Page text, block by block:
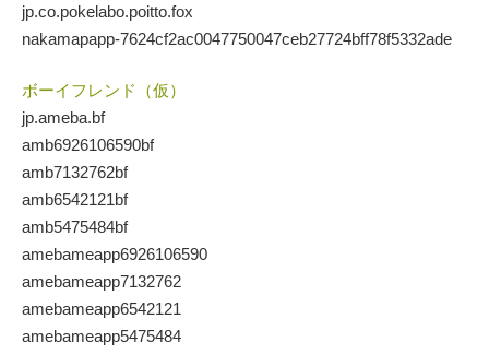
jp.co.pokelabo.poitto.fox
nakamapapp-7624cf2ac0047750047ceb27724bff78f5332ade
ボーイフレンド（仮）
jp.ameba.bf
amb6926106590bf
amb7132762bf
amb6542121bf
amb5475484bf
amebameapp6926106590
amebameapp7132762
amebameapp6542121
amebameapp5475484